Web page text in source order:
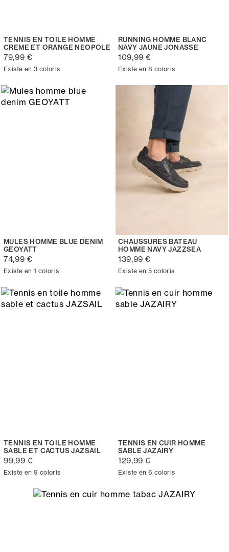
TENNIS EN TOILE HOMME
CREME ET ORANGE NEOPOLE
79,99 €
Existe en 3 coloris
RUNNING HOMME BLANC
NAVY JAUNE JONASSE
109,99 €
Existe en 8 coloris
MULES HOMME BLUE DENIM
GEOYATT
74,99 €
Existe en 1 coloris
CHAUSSURES BATEAU
HOMME NAVY JAZZSEA
139,99 €
Existe en 5 coloris
TENNIS EN TOILE HOMME
SABLE ET CACTUS JAZSAIL
99,99 €
Existe en 9 coloris
TENNIS EN CUIR HOMME
SABLE JAZAIRY
129,99 €
Existe en 6 coloris